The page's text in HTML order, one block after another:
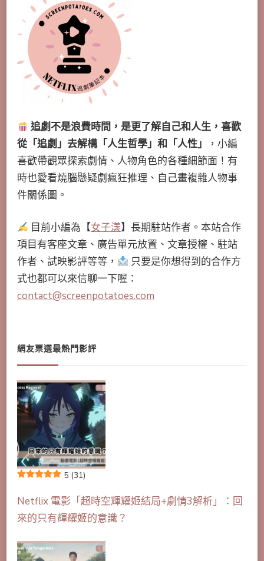
追劇不是浪費時間，是更了解自己和人生，喜歡
從「追劇」去解構「人生哲學」和「人性」
，小編
喜歡帶觀眾探索劇情、人物角色的各種細節面！有
時也愛看燒腦懸疑劇瘋狂推理、自己畫複雜人物事
件關係圖。
目前小編為【女子漾】長期駐站作者。本站合作
項目有客座文章、廣告單元放置、文章授權、駐站
作者、試映影評等等，
只要是你想得到的合作方
式也都可以來信聊一下喔：
contact@screenpotatoes.com
網友票選最熱門影評
5 (31)
Netflix 電影「超時空輝耀姬結局+劇情3解析」：回
來的只有輝耀姬的意識？